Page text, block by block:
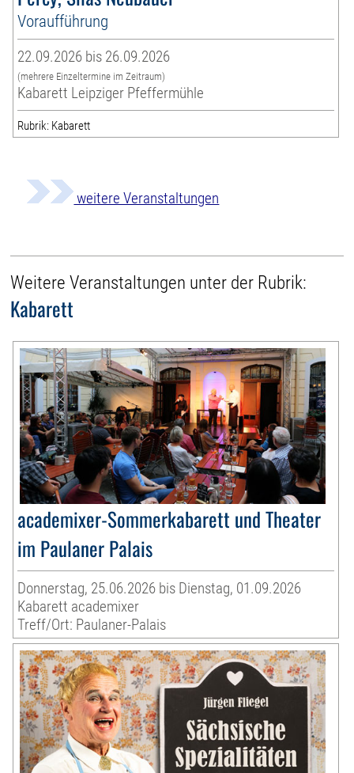
Voraufführung
22.09.2026 bis 26.09.2026
(mehrere Einzeltermine im Zeitraum)
Kabarett Leipziger Pfeffermühle
Rubrik: Kabarett
weitere Veranstaltungen
Weitere Veranstaltungen unter der Rubrik:
Kabarett
academixer-Sommerkabarett und Theater
im Paulaner Palais
Donnerstag, 25.06.2026 bis Dienstag, 01.09.2026
Kabarett academixer
Treff/Ort: Paulaner-Palais